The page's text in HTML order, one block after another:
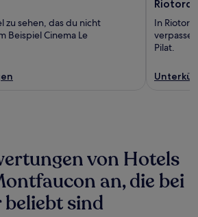
zu sehen, das du nicht
Beispiel Cinema Le
Riotord
In
Pilat.
von Hotels
an, die bei
beliebt sind